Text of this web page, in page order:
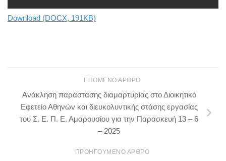
Download (DOCX, 191KB)
ΕΠΌΜΕΝΟ ΆΡΘΡΟ
Ανάκληση παράστασης διαμαρτυρίας στο Διοικητικό
Εφετείο Αθηνών και διευκολυντικής στάσης εργασίας
του Σ. Ε. Π. Ε. Αμαρουσίου για την Παρασκευή 13 – 6
– 2025
ΠΡΟΗΓΟΎΜΕΝΟ ΆΡΘΡΟ